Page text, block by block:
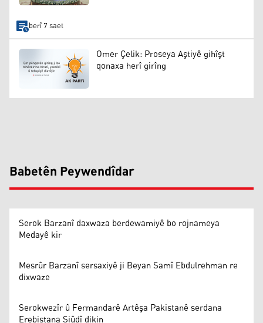
berî 7 saet
Omer Çelik: Proseya Aştiyê gihîşt
qonaxa herî girîng
Babetên Peywendîdar
Serok Barzanî daxwaza berdewamiyê bo rojnameya
Medayê kir
Mesrûr Barzanî sersaxiyê ji Beyan Samî Ebdulrehman re
dixwaze
Serokwezîr û Fermandarê Artêşa Pakistanê serdana
Erebistana Siûdî dikin